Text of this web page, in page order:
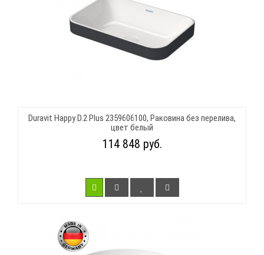
Duravit Happy D.2 Plus 2359606100, Раковина без перелива,
цвет белый
114 848 руб.